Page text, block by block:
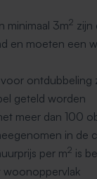
minimaal 3m2 zijn
en moeten een
ontdubbeling
geteld worden
meer dan 100
in de
per m2 is
woonoppervlak